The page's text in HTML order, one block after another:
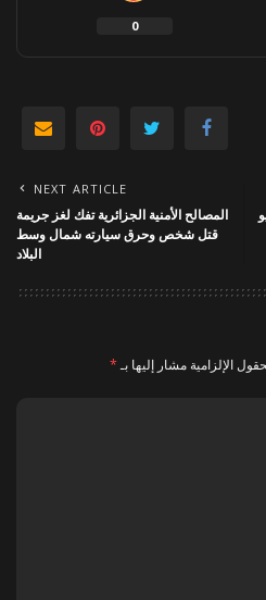
0
يونيو
NEXT ARTICLE
المصالح الأمنية الجزائرية تفك لغز جريمة
قتل شخص وحرق سيارته شمال وسط
البلاد
الإلزامية مشار إليها بـ*